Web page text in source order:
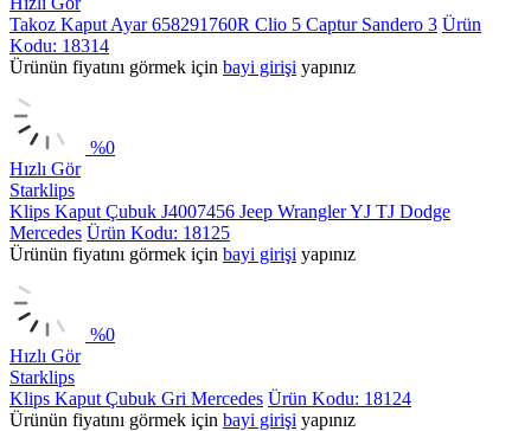
Takoz Kaput Ayar 658291760R Clio 5 Captur Sandero 3 Ürün
Kodu: 18314
Ürünün fiyatını görmek için bayi girişi yapınız
%0
Hızlı Gör
Starklips
Klips Kaput Çubuk J4007456 Jeep Wrangler YJ TJ Dodge
Mercedes Ürün Kodu: 18125
Ürünün fiyatını görmek için bayi girişi yapınız
%0
Hızlı Gör
Starklips
Klips Kaput Çubuk Gri Mercedes Ürün Kodu: 18124
Ürünün fiyatını görmek için bayi girişi yapınız